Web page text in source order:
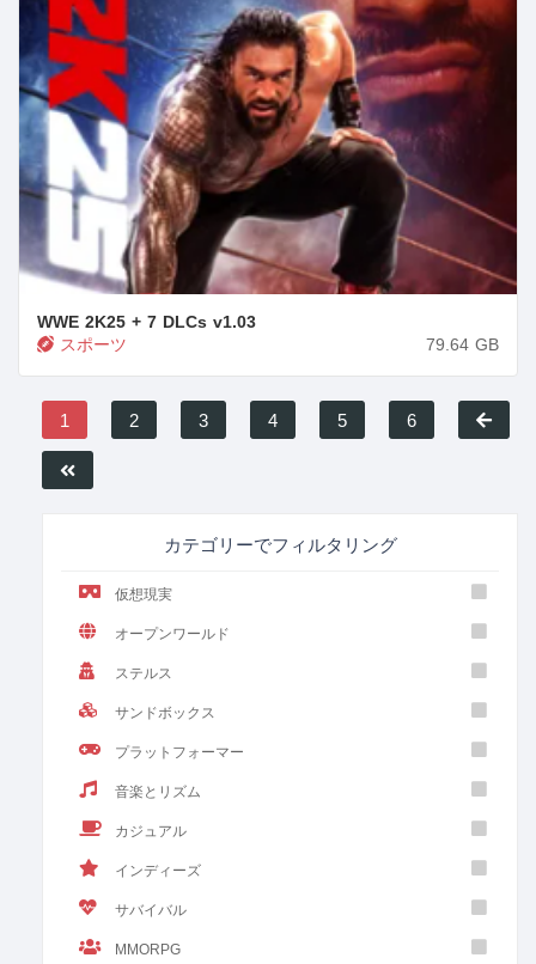
WWE 2K25 + 7 DLCs v1.03
スポーツ 79.64GB
1 2 3 4 5 6
カテゴリーでフィルタリング
仮想現実
オープンワールド
ステルス
サンドボックス
プラットフォーマー
音楽とリズム
カジュアル
インディーズ
サバイバル
MMORPG